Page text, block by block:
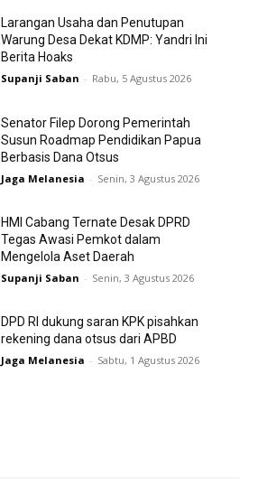
Larangan Usaha dan Penutupan
Warung Desa Dekat KDMP: Yandri Ini
Berita Hoaks
Supanji Saban - Rabu, 5 Agustus 2026
Senator Filep Dorong Pemerintah
Susun Roadmap Pendidikan Papua
Berbasis Dana Otsus
Jaga Melanesia - Senin, 3 Agustus 2026
HMI Cabang Ternate Desak DPRD
Tegas Awasi Pemkot dalam
Mengelola Aset Daerah
Supanji Saban - Senin, 3 Agustus 2026
DPD RI dukung saran KPK pisahkan
rekening dana otsus dari APBD
Jaga Melanesia - Sabtu, 1 Agustus 2026